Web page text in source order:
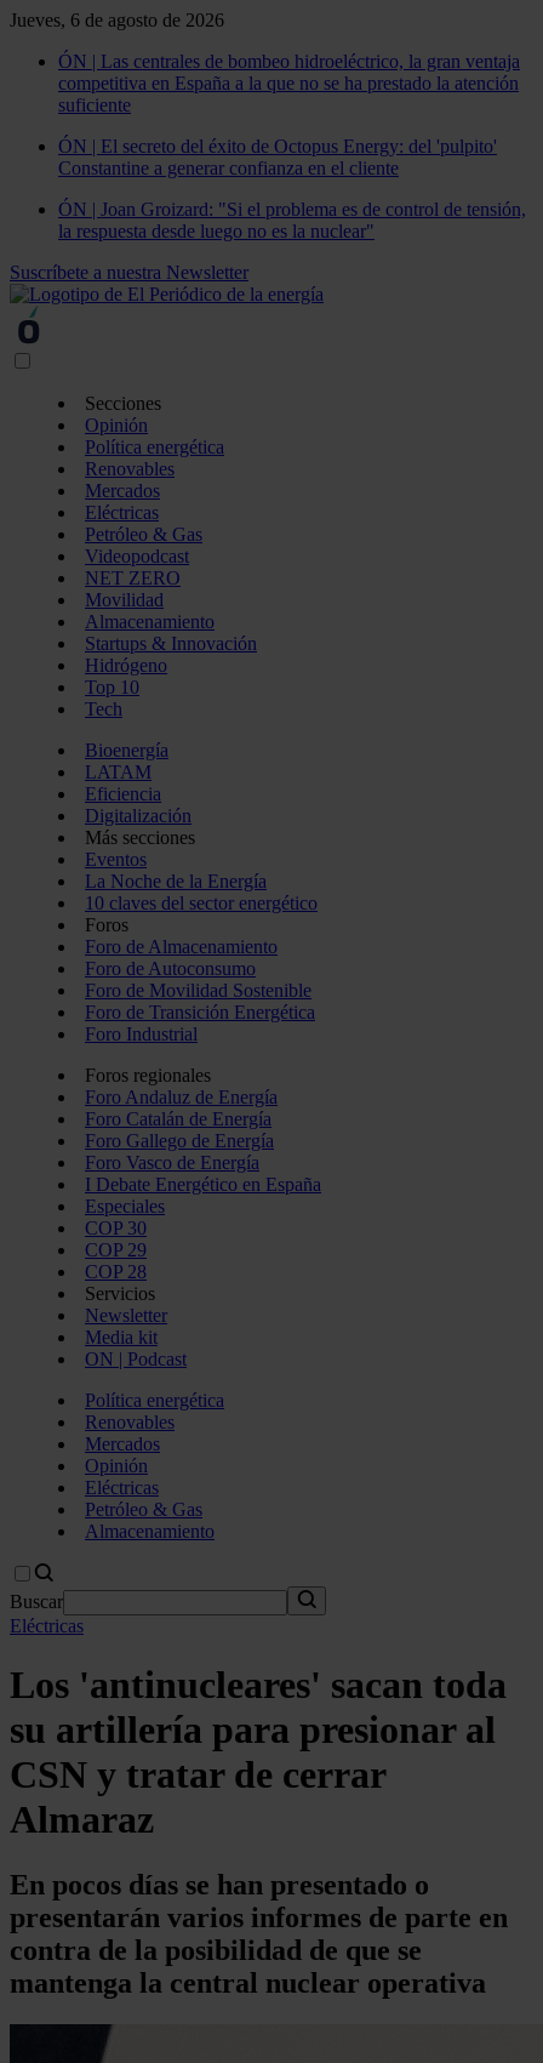
Jueves, 6 de agosto de 2026
ÓN | Las centrales de bombeo hidroeléctrico, la gran ventaja
competitiva en España a la que no se ha prestado la atención
suficiente
ÓN | El secreto del éxito de Octopus Energy: del 'pulpito'
Constantine a generar confianza en el cliente
ÓN | Joan Groizard: "Si el problema es de control de tensión,
la respuesta desde luego no es la nuclear"
Suscríbete a nuestra Newsletter
Secciones
Opinión
Política energética
Renovables
Mercados
Eléctricas
Petróleo & Gas
Videopodcast
NET ZERO
Movilidad
Almacenamiento
Startups & Innovación
Hidrógeno
Top 10
Tech
Bioenergía
LATAM
Eficiencia
Digitalización
Más secciones
Eventos
La Noche de la Energía
10 claves del sector energético
Foros
Foro de Almacenamiento
Foro de Autoconsumo
Foro de Movilidad Sostenible
Foro de Transición Energética
Foro Industrial
Foros regionales
Foro Andaluz de Energía
Foro Catalán de Energía
Foro Gallego de Energía
Foro Vasco de Energía
I Debate Energético en España
Especiales
COP 30
COP 29
COP 28
Servicios
Newsletter
Media kit
ON | Podcast
Política energética
Renovables
Mercados
Opinión
Eléctricas
Petróleo & Gas
Almacenamiento
Buscar
Eléctricas
Los 'antinucleares' sacan toda
su artillería para presionar al
CSN y tratar de cerrar
Almaraz
En pocos días se han presentado o
presentarán varios informes de parte en
contra de la posibilidad de que se
mantenga la central nuclear operativa